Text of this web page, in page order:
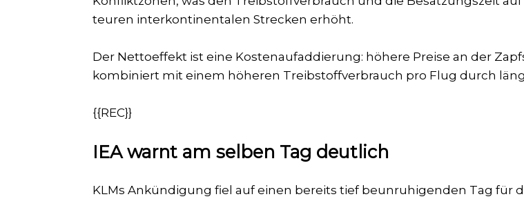
teuren interkontinentalen Strecken erhöht.
Der Nettoeffekt ist eine Kostenaufaddierung: höhere Preise an der
kombiniert mit einem höheren Treibstoffverbrauch pro Flug durch
{{REC}}
IEA warnt am selben Tag deutlich
KLMs Ankündigung fiel auf einen bereits tief beunruhigenden Tag für